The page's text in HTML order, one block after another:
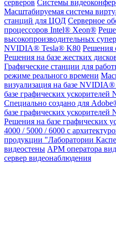
серверов Системы
Масштабируемая система
станций для ЦОД Серверное
процессоров Intel® Xeon®
высокопроизводительных
NVIDIA® Tesla® K80 Решения
Решения на базе жестких
Графические станции для
режиме реального времени
визуализация на базе
базе графических
Специально создано для
базе графических
Решения на базе графических
4000 / 5000 / 6000 с
продукции "Лаборатории
видеостены АРМ оператора
сервер видеонаблюдения